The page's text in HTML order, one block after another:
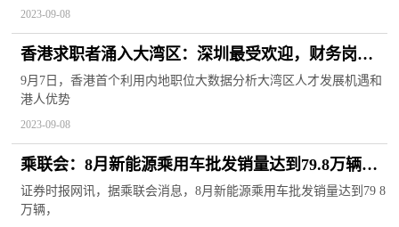
2023-09-08
香港求职者涌入大湾区：深圳最受欢迎，财务岗投
递量第一
9月7日，香港首个利用内地职位大数据分析大湾区人才发展机遇和
港人优势
2023-09-08
乘联会：8月新能源乘用车批发销量达到79.8万辆，
同比增长25.6%
证券时报网讯，据乘联会消息，8月新能源乘用车批发销量达到79 8
万辆，